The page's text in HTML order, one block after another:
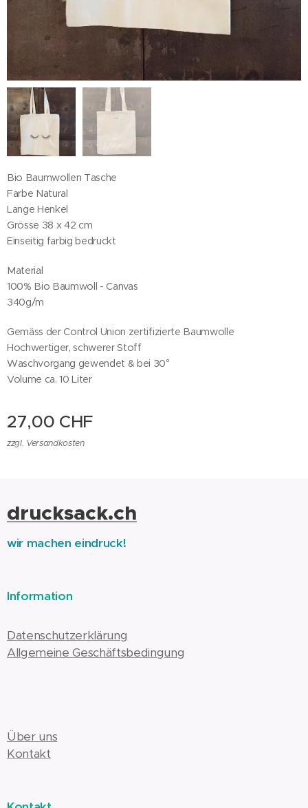
Bio Baumwollen Tasche
Farbe Natural
Lange Henkel
Grösse 38 x 42 cm
Einseitig farbig bedruckt
Material
100% Bio Baumwoll - Canvas
340g/m
Gemäss der Control Union zertifizierte Baumwolle
Hochwertiger, schwerer Stoff
Waschvorgang gewendet & bei 30°
Volume ca. 10 Liter
27,00 CHF
zzgl. Versandkosten
drucksack.ch
wir machen eindruck!
Information
Datenschutzerklärung
Allgemeine Geschäftsbedingung
Über uns
Kontakt